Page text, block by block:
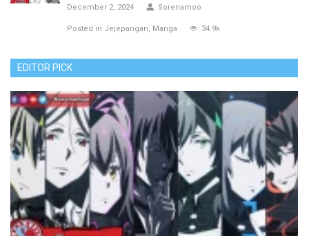
December 2, 2024 Sorenamoo
Posted in Jejepangan Manga 34.9k
EDITOR PICK